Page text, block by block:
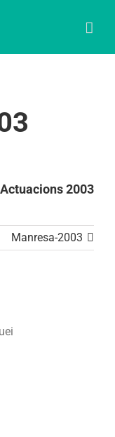
Actuacions 2003
Manresa-2003